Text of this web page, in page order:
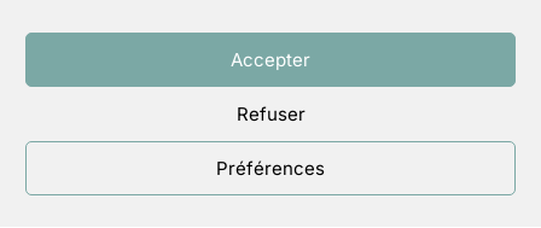
Accepter
Refuser
Préférences
Mentions légales
Politique de confidentialité
Un site réalisé parACCK